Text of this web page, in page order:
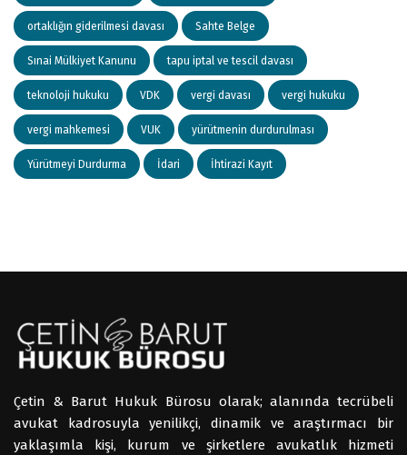
ortaklığın giderilmesi davası Sahte Belge
Sınai Mülkiyet Kanunu tapu iptal ve tescil davası
teknoloji hukuku VDK vergi davası vergi hukuku
vergi mahkemesi VUK yürütmenin durdurulması
Yürütmeyi Durdurma İdari İhtirazi Kayıt
Çetin & Barut Hukuk Bürosu olarak; alanında tecrübeli
avukat kadrosuyla yenilikçi, dinamik ve araştırmacı bir
yaklaşımla kişi, kurum ve şirketlere avukatlık hizmeti